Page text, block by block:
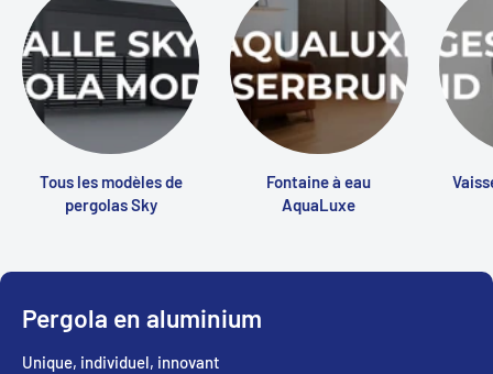
Tous les modèles de
pergolas Sky
Fontaine à eau
AquaLuxe
Pergola en aluminium
Unique, individuel, innovant